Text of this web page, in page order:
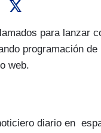
para lanzar
programación
web.
diario en